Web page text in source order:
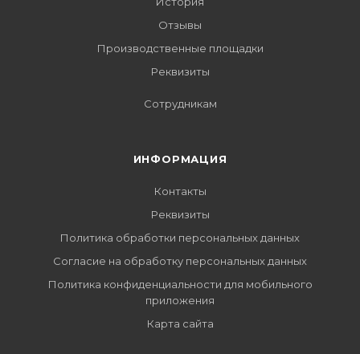
Отзывы
Производственные площадки
Реквизиты
Сотрудникам
ИНФОРМАЦИЯ
Контакты
Реквизиты
Политика обработки персональных данных
Согласие на обработку персональных данных
Политика конфиденциальности для мобильного
приложения
Карта сайта